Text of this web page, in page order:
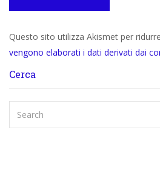
Questo sito utilizza Akismet per
vengono elaborati i dati derivati dai
Cerca